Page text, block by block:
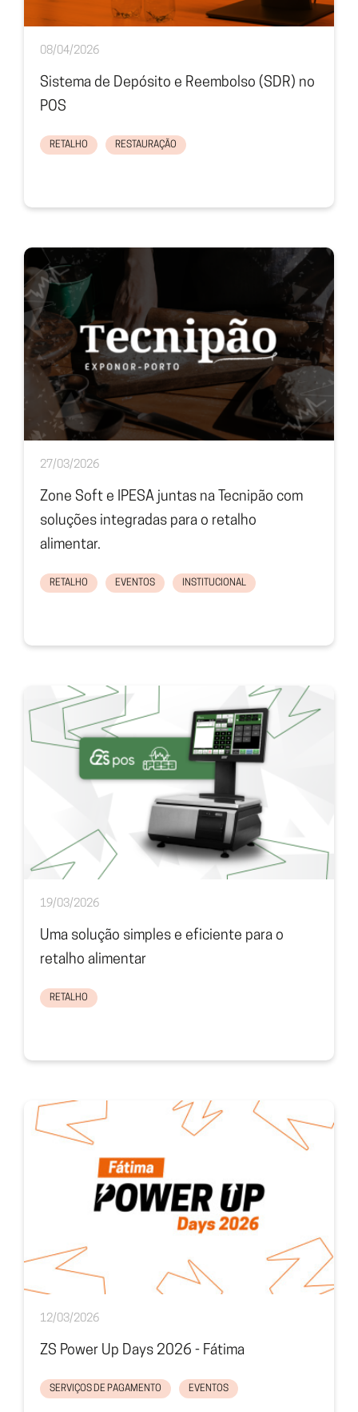
08/04/2026
Sistema de Depósito e Reembolso (SDR) no
POS
RETALHO RESTAURAÇÃO
27/03/2026
Zone Soft e IPESA juntas na Tecnipão com
soluções integradas para o retalho
alimentar.
RETALHO EVENTOS INSTITUCIONAL
19/03/2026
Uma solução simples e eficiente para o
retalho alimentar
RETALHO
12/03/2026
ZS Power Up Days 2026 - Fátima
SERVIÇOS DE PAGAMENTO EVENTOS